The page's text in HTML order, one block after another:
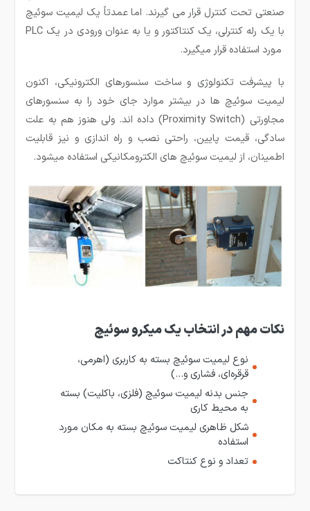
صنعتی تحت کنترل قرار می­ گیرند. اما عمدتاً یک لیمیت سوئیچ
با یک رله کنترلی، یک کنتاکتور و یا به عنوان ورودی در یک PLC
مورد استفاده قرار میگیرد.
با پیشرفت تکنولوژی و ساخت سنسورهای الکترونیکی، اکنون
لیمیت سوئیچ ها در بیشتر موارد جای خود را به سنسور­های
مجاورتی (Proximity Switch) داده اند. ولی هنوز هم به علت
سادگی، قیمت پایین، راحتی نصب و راه اندازی و نیز قابلیت
اطمینان، از لیمیت سوئیچ های الکترومکانیکی استفاده می­شود.
نکات مهم در انتخاب یک میکرو سوئیچ
نوع لیمیت سوئیچ بسته به کاربری (اهرمی،
قرقره‌ای، فشاری و…)
جنس بدنه لیمیت سوئیچ (فلزی، باکلیت) بسته
به محیط کاری
شکل ظاهری لیمیت سوئیچ بسته به مکان مورد
استفاده
تعداد و نوع کنتاکت